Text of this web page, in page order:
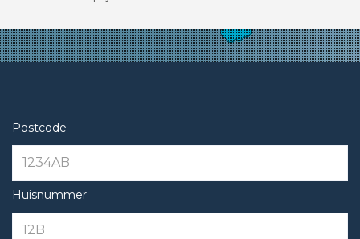
Postcode
Huisnummer